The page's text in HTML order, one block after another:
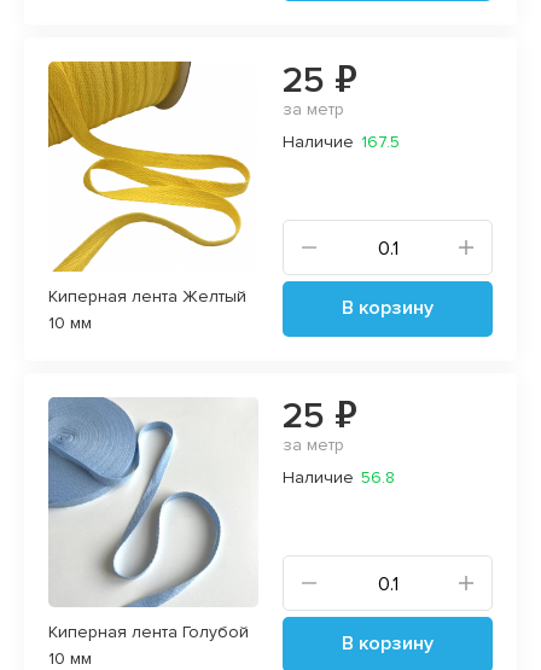
Киперная лента Желтый
10 мм
25 ₽
за метр
Наличие 167.5
В корзину
Киперная лента Голубой
10 мм
25 ₽
за метр
Наличие 56.8
В корзину